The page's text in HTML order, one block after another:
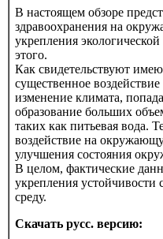
В настоящем обзоре
здравоохранения на
укрепления
этого.
Как свидетельствуют
существенное
изменение климата,
образование больших
таких как питьевая вода.
воздействие на
улучшения состояния
В целом, фактические
укрепления устойчивости
среду.
Скачать русс. версию: